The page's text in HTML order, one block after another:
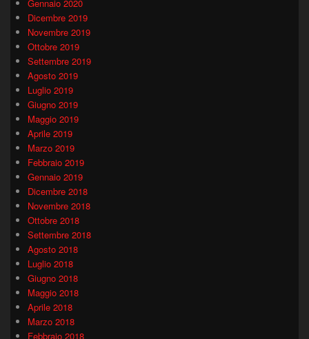
Gennaio 2020
Dicembre 2019
Novembre 2019
Ottobre 2019
Settembre 2019
Agosto 2019
Luglio 2019
Giugno 2019
Maggio 2019
Aprile 2019
Marzo 2019
Febbraio 2019
Gennaio 2019
Dicembre 2018
Novembre 2018
Ottobre 2018
Settembre 2018
Agosto 2018
Luglio 2018
Giugno 2018
Maggio 2018
Aprile 2018
Marzo 2018
Febbraio 2018